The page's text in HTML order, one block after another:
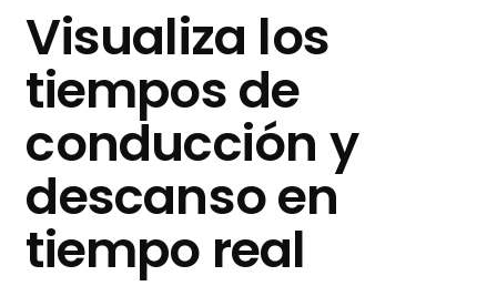
Visualiza los
tiempos de
conducción y
descanso en
tiempo real